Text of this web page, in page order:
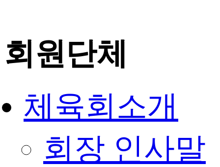
회원단체
체육회소개
회장 인사말